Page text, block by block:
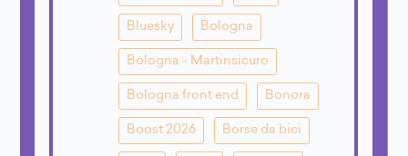
Bluesky Bologna
Bologna - Martinsicuro
Bologna front end Bonora
Boost 2026 Borse da bici